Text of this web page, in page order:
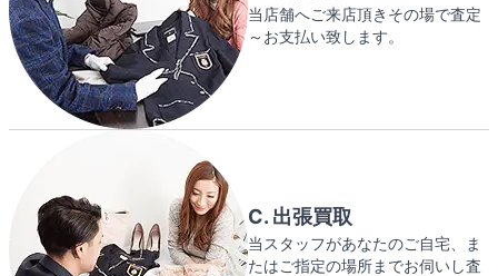
当店舗へご来店頂きその場で査定
～お支払い致します。
C. 出張買取
当スタッフがあなたのご自宅、ま
たはご指定の場所までお伺いし査